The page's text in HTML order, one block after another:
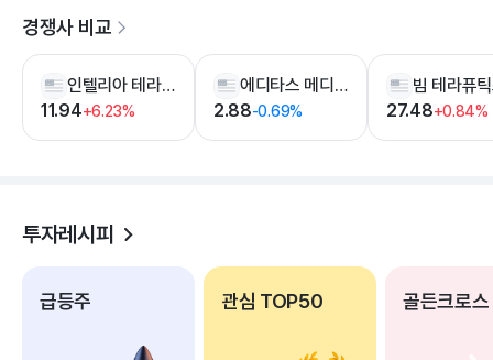
경쟁사 비교
인텔리아 테라퓨틱스
11.94+6.23%
에디타스 메디슨
2.88-0.69%
빔 테라퓨
27.48+0.84%
투자레시피
급등주 관심 TOP50 골든크로스